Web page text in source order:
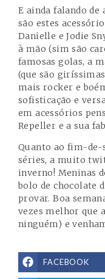
E ainda falando de
são estes
Danielle e Jodie
à mão (sim são
famosas golas, a
(que são
mais rocker e
sofisticação e
em acessórios
Repeller e a sua
Quanto ao fim-de-
séries, a muito
inverno! Meninas
bolo de chocolate
provar. Boa
vezes melhor que
ninguém) e
FACEBOOK